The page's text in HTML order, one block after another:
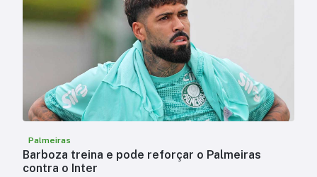
Palmeiras
Barboza treina e pode reforçar o Palmeiras
contra o Inter